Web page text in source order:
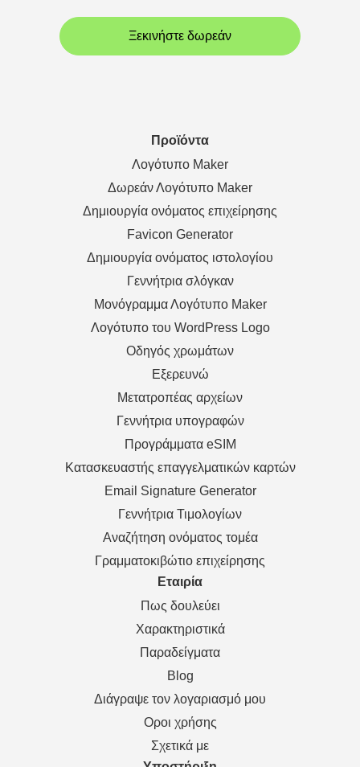
Ξεκινήστε δωρεάν
Προϊόντα
Λογότυπο Maker
Δωρεάν Λογότυπο Maker
Δημιουργία ονόματος επιχείρησης
Favicon Generator
Δημιουργία ονόματος ιστολογίου
Γεννήτρια σλόγκαν
Μονόγραμμα Λογότυπο Maker
Λογότυπο του WordPress Logo
Οδηγός χρωμάτων
Εξερευνώ
Μετατροπέας αρχείων
Γεννήτρια υπογραφών
Προγράμματα eSIM
Κατασκευαστής επαγγελματικών καρτών
Email Signature Generator
Γεννήτρια Τιμολογίων
Αναζήτηση ονόματος τομέα
Γραμματοκιβώτιο επιχείρησης
Εταιρία
Πως δουλεύει
Χαρακτηριστικά
Παραδείγματα
Blog
Διάγραψε τον λογαριασμό μου
Οροι χρήσης
Σχετικά με